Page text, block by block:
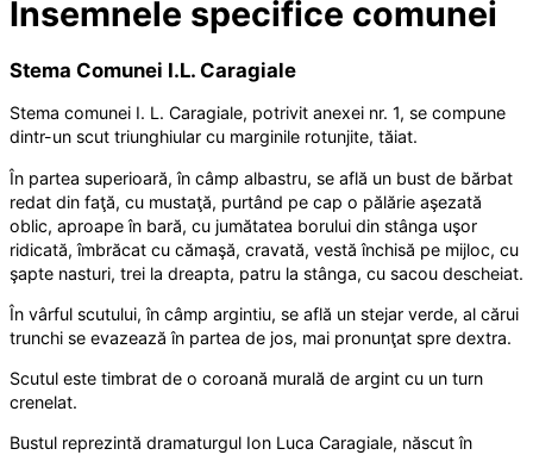
Însemnele specifice comunei
Stema Comunei I.L. Caragiale
Stema comunei I. L. Caragiale, potrivit anexei nr. 1, se compune
dintr-un scut triunghiular cu marginile rotunjite, tăiat.
În partea superioară, în câmp albastru, se află un bust de bărbat
redat din faţă, cu mustaţă, purtând pe cap o pălărie aşezată
oblic, aproape în bară, cu jumătatea borului din stânga uşor
ridicată, îmbrăcat cu cămaşă, cravată, vestă închisă pe mijloc, cu
şapte nasturi, trei la dreapta, patru la stânga, cu sacou descheiat.
În vârful scutului, în câmp argintiu, se află un stejar verde, al cărui
trunchi se evazează în partea de jos, mai pronunţat spre dextra.
Scutul este timbrat de o coroană murală de argint cu un turn
crenelat.
Bustul reprezintă dramaturgul Ion Luca Caragiale, născut în